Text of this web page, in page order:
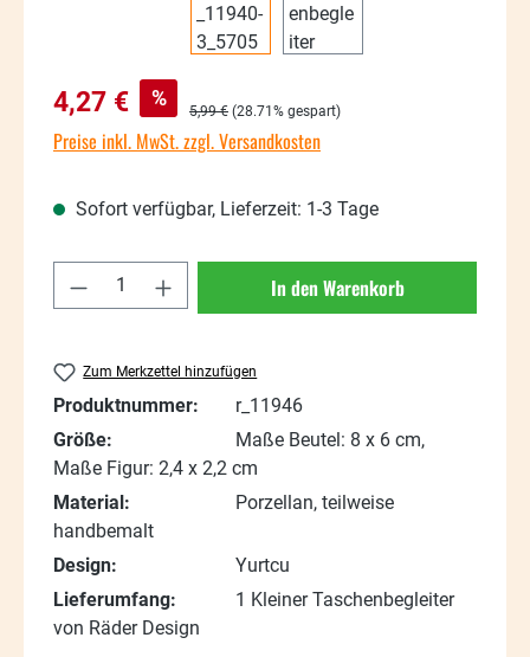
Verkaufspreis:
4,27 € % Regulärer Preis:
5,99 € (28.71% gespart)
Preise inkl. MwSt. zzgl. Versandkosten
Sofort verfügbar, Lieferzeit: 1-3 Tage
Produkt Anzahl: Gib den gewünschten
In den Warenkorb
Zum Merkzettel hinzufügen
Produktnummer:
r_11946
Größe:
Maße Beutel: 8 x 6 cm,
Maße Figur: 2,4 x 2,2 cm
Material:
Porzellan, teilweise
handbemalt
Design:
Yurtcu
Lieferumfang:
1 Kleiner Taschenbegleiter
von Räder Design